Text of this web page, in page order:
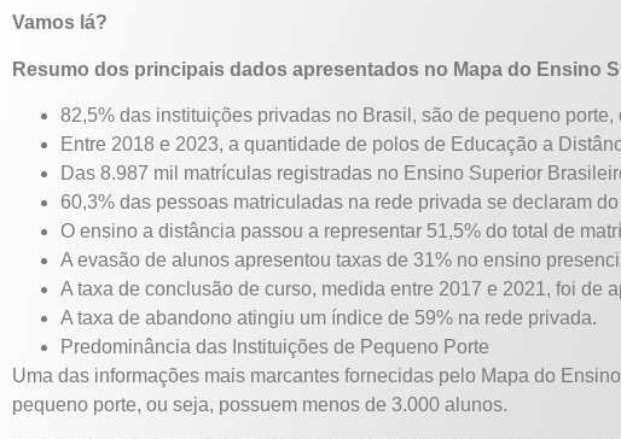
Vamos lá?
Resumo dos principais dados apresentados no Mapa do Ensino
82,5% das instituições privadas no Brasil, são de pequeno
Entre 2018 e 2023, a quantidade de polos de Educação a
Das 8.987 mil matrículas registradas no Ensino Superior
60,3% das pessoas matriculadas na rede privada se declaram
O ensino a distância passou a representar 51,5% do total de
A evasão de alunos apresentou taxas de 31% no ensino
A taxa de conclusão de curso, medida entre 2017 e 2021, foi de
A taxa de abandono atingiu um índice de 59% na rede privada.
Predominância das Instituições de Pequeno Porte
Uma das informações mais marcantes fornecidas pelo Mapa do
pequeno porte, ou seja, possuem menos de 3.000 alunos.